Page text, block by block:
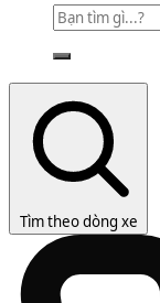
Tìm theo dòng xe